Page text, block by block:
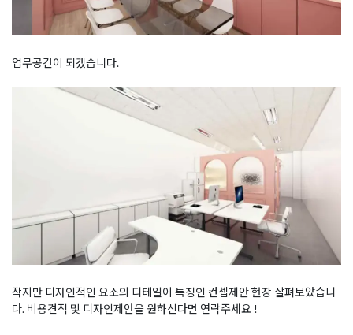
업무공간이 되겠습니다.
작지만 디자인적인 요소의 디테일이 특징인 컨셉제안 현장 살펴보았습니
다. 비용견적 및 디자인제안을 원하신다면 연락주세요 !